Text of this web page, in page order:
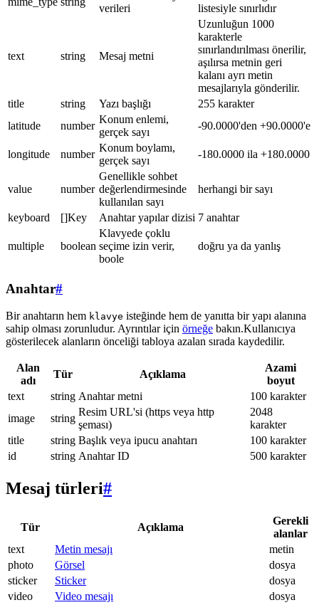
verileri
listesiyle sınırlıdır
text string Mesaj metni
Uzunluğun 1000
karakterle
sınırlandırılması önerilir,
aşılırsa metnin geri
kalanı ayrı metin
mesajlarıyla gönderilir.
title
string Yazı başlığı
255 karakter
latitude
number
Konum enlemi,
gerçek sayı
-90.0000'den +90.0000'e
longitude number
Konum boylamı,
gerçek sayı
-180.0000 ila +180.0000
value number
Genellikle sohbet
değerlendirmesinde
kullanılan sayı
herhangi bir sayı
keyboard []Key Anahtar yapılar dizisi 7 anahtar
multiple boolean
Klavyede çoklu
seçime izin verir,
boole
doğru ya da yanlış
Anahtar#
Bir anahtarın hem klavye isteğinde hem de yanıtta bir yapı alanına
sahip olması zorunludur. Ayrıntılar için örneğe bakın.Kullanıcıya
gösterilecek alanların önceliği tabloya azalan sırada kaydedilir.
Alan
adı
Tür Açıklama
Azami
boyut
text
string Anahtar metni
100 karakter
image
string
Resim URL'si (https veya http
şeması)
2048
karakter
title
string Başlık veya ipucu anahtarı
100 karakter
id
string Anahtar ID 500 karakter
Mesaj türleri#
Tür Açıklama
Gerekli
alanlar
text
Metin mesajı
metin
photo
Görsel
dosya
sticker
Sticker
dosya
video
Video mesajı
dosya